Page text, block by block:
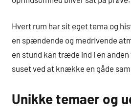
Hvert rum har sit eget tema og
en spændende og medrivende
en stund kan træde ind i en
suset ved at knække en gåde
Unikke temaer og